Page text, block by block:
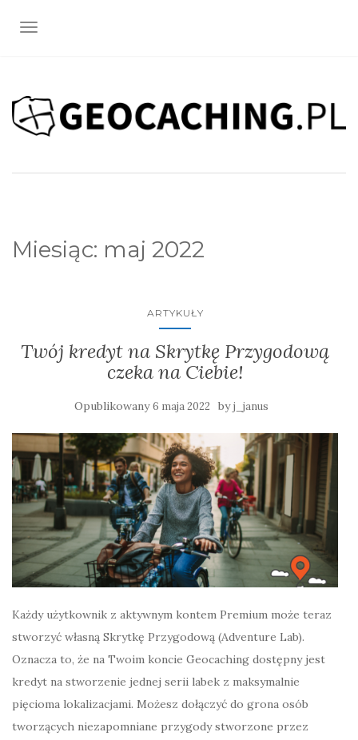
TOGGLE NAVIGATION
Miesiąc: maj 2022
ARTYKUŁY
Twój kredyt na Skrytkę Przygodową
czeka na Ciebie!
Opublikowany6 maja 2022 byj_janus
Każdy użytkownik z aktywnym kontem Premium może teraz
stworzyć własną Skrytkę Przygodową (Adventure Lab).
Oznacza to, że na Twoim koncie Geocaching dostępny jest
kredyt na stworzenie jednej serii labek z maksymalnie
pięcioma lokalizacjami. Możesz dołączyć do grona osób
tworzących niezapomniane przygody stworzone przez